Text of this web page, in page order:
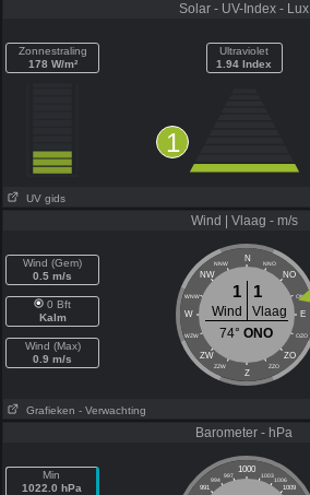
Solar - UV-Index - Lux
Zonnestraling
178 W/m²
Ultraviolet
1.94 Index
1
UV gids
Wind | Vlaag - m/s
Wind (Gem)
0.5 m/s
0 Bft
Kalm
Wind (Max)
0.9 m/s
N
NNW NNO
NW NO
WNW ONO
W E
WZW OZO
ZW ZO
ZZW ZZO
Z
1 1
Wind
Vlaag
74°ONO
Grafieken - Verwachting
Barometer - hPa
Min
1022.0 hPa
1000
997 1003
994
1006
991
1009